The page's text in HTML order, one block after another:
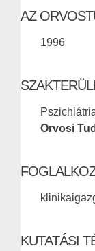
AZ
1996
Orvosi
KUTATÁSI